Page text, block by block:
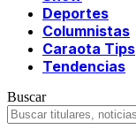
Deportes
Columnistas
Caraota Tips
Tendencias
Buscar